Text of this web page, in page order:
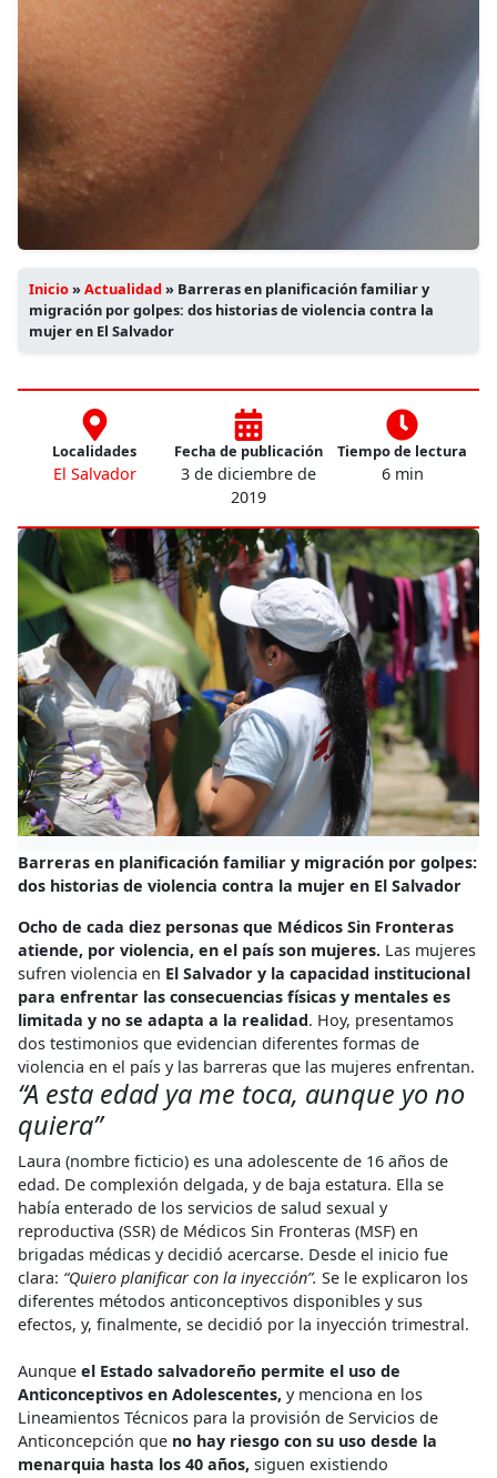
Inicio»Actualidad» Barreras en planificación familiar y
migración por golpes: dos historias de violencia contra la
mujer en El Salvador
Localidades
El Salvador
Fecha de publicación
3 de diciembre de
2019
Tiempo de lectura
6 min
Barreras en planificación familiar y migración por golpes:
dos historias de violencia contra la mujer en El Salvador
Ocho de cada diez personas que Médicos Sin Fronteras
atiende, por violencia, en el país son mujeres. Las mujeres
sufren violencia en El Salvador y la capacidad institucional
para enfrentar las consecuencias físicas y mentales es
limitada y no se adapta a la realidad. Hoy, presentamos
dos testimonios que evidencian diferentes formas de
violencia en el país y las barreras que las mujeres enfrentan.
“A esta edad ya me toca, aunque yo no
quiera”
Laura (nombre ficticio) es una adolescente de 16 años de
edad. De complexión delgada, y de baja estatura. Ella se
había enterado de los servicios de salud sexual y
reproductiva (SSR) de Médicos Sin Fronteras (MSF) en
brigadas médicas y decidió acercarse. Desde el inicio fue
clara: “Quiero planificar con la inyección”. Se le explicaron los
diferentes métodos anticonceptivos disponibles y sus
efectos, y, finalmente, se decidió por la inyección trimestral.
Aunque el Estado salvadoreño permite el uso de
Anticonceptivos en Adolescentes, y menciona en los
Lineamientos Técnicos para la provisión de Servicios de
Anticoncepción que no hay riesgo con su uso desde la
menarquia hasta los 40 años, siguen existiendo